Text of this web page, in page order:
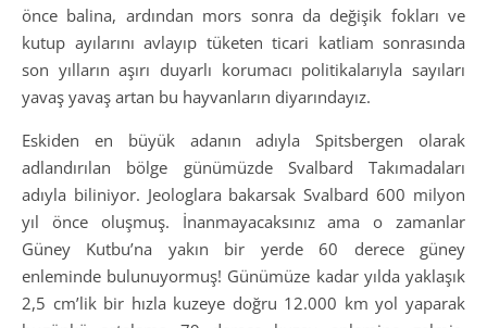
önce balina, ardından mors sonra da değişik fokları ve
kutup ayılarını avlayıp tüketen ticari katliam sonrasında
son yılların aşırı duyarlı korumacı politikalarıyla sayıları
yavaş yavaş artan bu hayvanların diyarındayız.
Eskiden en büyük adanın adıyla Spitsbergen olarak
adlandırılan bölge günümüzde Svalbard Takımadaları
adıyla biliniyor. Jeologlara bakarsak Svalbard 600 milyon
yıl önce oluşmuş. İnanmayacaksınız ama o zamanlar
Güney Kutbu’na yakın bir yerde 60 derece güney
enleminde bulunuyormuş! Günümüze kadar yılda yaklaşık
2,5 cm’lik bir hızla kuzeye doğru 12.000 km yol yaparak